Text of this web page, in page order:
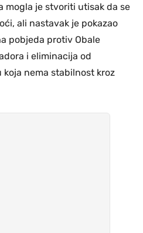
mogla je stvoriti utisak da se
ali nastavak je pokazao
pobjeda protiv Obale
i eliminacija od
nema stabilnost kroz